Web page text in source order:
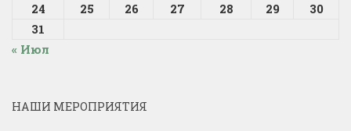
24
25 26 27 28 29
30
31
« Июл
НАШИ МЕРОПРИЯТИЯ